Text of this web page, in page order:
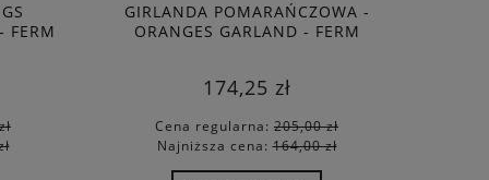
FERM
GIRLANDA POMARAŃCZOWA -
ORANGES GARLAND - FERM
174,25 zł
Cena regularna: 205,00 zł
Najniższa cena:164,00 zł